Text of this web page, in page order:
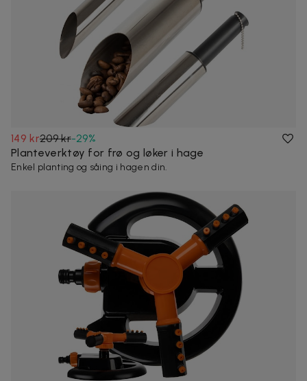
149 kr209 kr-29%
Planteverktøy for frø og løker i hage
Enkel planting og såing i hagen din.